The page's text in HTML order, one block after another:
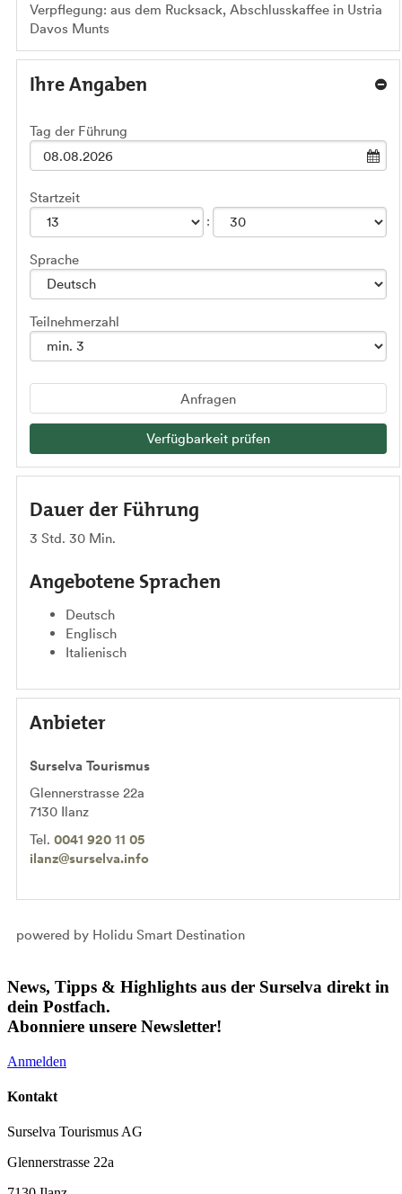
Verpflegung: aus dem Rucksack, Abschlusskaffee in Ustria
Davos Munts
Ihre Angaben
Tag der Führung
Startzeit
Sprache
Teilnehmerzahl
Anfragen
Verfügbarkeit prüfen
Dauer der Führung
3 Std. 30 Min.
Angebotene Sprachen
Deutsch
Englisch
Italienisch
Anbieter
Surselva Tourismus
Glennerstrasse 22a
7130 Ilanz
Tel. 0041 920 11 05
ilanz@surselva.info
powered by Holidu Smart Destination
News, Tipps & Highlights aus der Surselva direkt in
dein Postfach.
Abonniere unsere Newsletter!
Anmelden
Kontakt
Surselva Tourismus AG
Glennerstrasse 22a